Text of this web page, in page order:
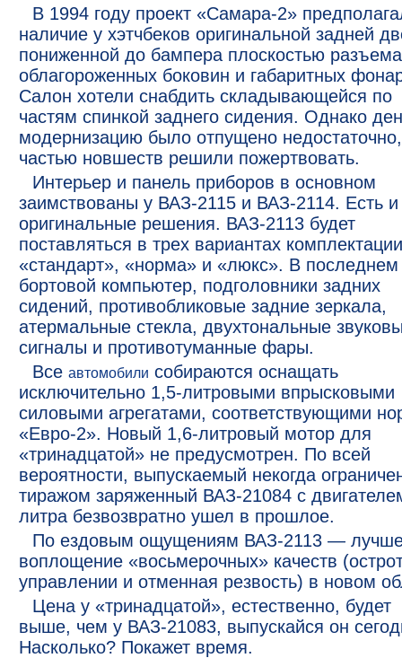
В 1994 году проект «Самара-2»
наличие у хэтчбеков оригинальной задней
пониженной до бампера плоскостью
облагороженных боковин и габаритных
Салон хотели снабдить складывающейся по
частям спинкой заднего сидения. Однако
модернизацию было отпущено
частью новшеств решили пожертвовать.
Интерьер и панель приборов в основном
заимствованы у ВАЗ-2115 и ВАЗ-2114. Есть и
оригинальные решения. ВАЗ-2113 будет
поставляться в трех вариантах
«стандарт», «норма» и «люкс». В
бортовой компьютер, подголовники задних
сидений, противобликовые задние зеркала,
атермальные стекла, двухтональные
сигналы и противотуманные фары.
Все автомобили собираются оснащать
исключительно 1,5-литровыми впрысковыми
силовыми агрегатами, соответствующими
«Евро-2». Новый 1,6-литровый мотор для
«тринадцатой» не предусмотрен. По всей
вероятности, выпускаемый некогда
тиражом заряженный ВАЗ-21084 с
литра безвозвратно ушел в прошлое.
По ездовым ощущениям ВАЗ-2113 —
воплощение «восьмерочных» качеств
управлении и отменная резвость) в новом
Цена у «тринадцатой», естественно, будет
выше, чем у ВАЗ-21083, выпускайся он
Насколько? Покажет время.